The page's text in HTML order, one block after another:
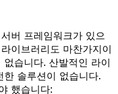
버 프레임워크가 있으
이브러리도 마찬가지이
습니다. 산발적인 라이
솔루션이 없습니다.
했습니다: